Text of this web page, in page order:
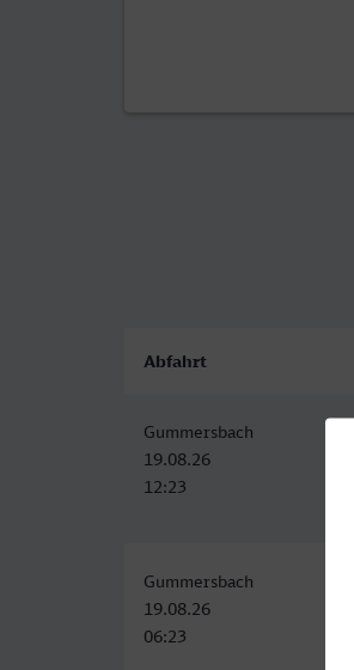
Abfahrt
Gummersbach
19.08.26
12:23
Gummersbach
19.08.26
06:23